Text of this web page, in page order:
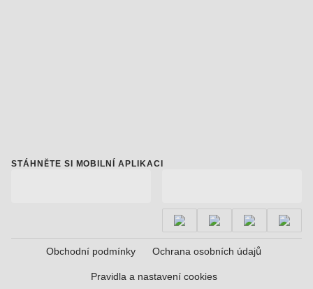
STÁHNĚTE SI MOBILNÍ APLIKACI
Obchodní podmínky Ochrana osobních údajů
Pravidla a nastavení cookies